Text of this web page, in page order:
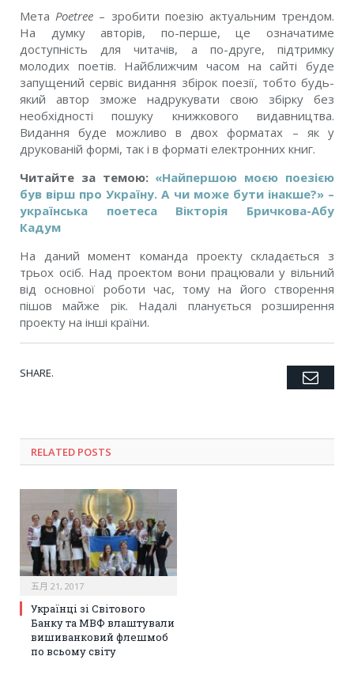
МетаPoetree – зробити поезію актуальним трендом.
На думку авторів, по-перше, це означатиме
доступність для читачів, а по-друге, підтримку
молодих поетів. Найближчим часом на сайті буде
запущений сервіс видання збірок поезії, тобто будь-
який автор зможе надрукувати свою збірку без
необхідності пошуку книжкового видавництва.
Видання буде можливо в двох форматах – як у
друкованій формі, так і в форматі електронних книг.
Читайте за темою: «Найпершою моєю поезією
був вірш про Україну. А чи може бути інакше?» –
українська поетеса Вікторія Бричкова-Абу
Кадум
На даний момент команда проекту складається з
трьох осіб. Над проектом вони працювали у вільний
від основної роботи час, тому на його створення
пішов майже рік. Надалі планується розширення
проекту на інші країни.
SHARE. Twitter
Facebook
Google+
Pinterest
LinkedIn
Tumblr
RELATED POSTS
五月 21, 2017
Українці зі Світового
Банку та МВФ влаштували
вишиванковий флешмоб
по всьому світу